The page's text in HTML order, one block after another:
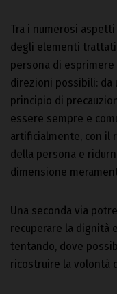
Tra i numerosi
degli elementi
persona di
direzioni possibili: da
principio di
essere sempre e
artificialmente, con il
della persona e
dimensione
Una seconda via
recuperare la dignità
tentando, dove
ricostruire la volontà